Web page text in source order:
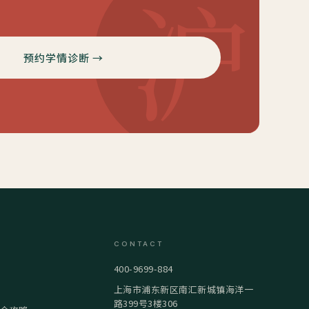
沪
预约学情诊断 →
CONTACT
400-9699-884
上海市浦东新区南汇新城镇海洋一
路399号3楼306